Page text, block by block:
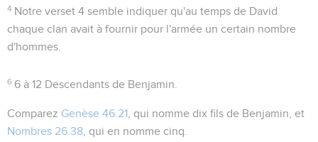
4 Notre verset 4 semble indiquer qu'au temps de David
chaque clan avait à fournir pour l'armée un certain nombre
d'hommes.
6 6 à 12 Descendants de Benjamin.
Comparez Genèse 46.21 , qui nomme dix fils de Benjamin, et
Nombres 26.38 , qui en nomme cinq.